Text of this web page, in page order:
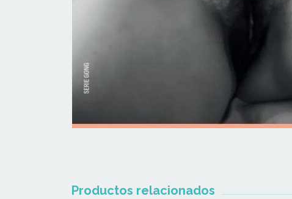
Productos relacionados